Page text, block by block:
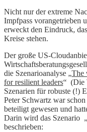
Nicht nur der extreme
Impfpass vorangetrieben
erweckt den Eindruck,
Kreise stehen.
Der große US-
die Szenarioanalyse „The
for resilient leaders“ (Die
Szenarien für robuste (!)
Peter Schwartz war
beteiligt gewesen und
Darin wird das Szenario
beschrieben: